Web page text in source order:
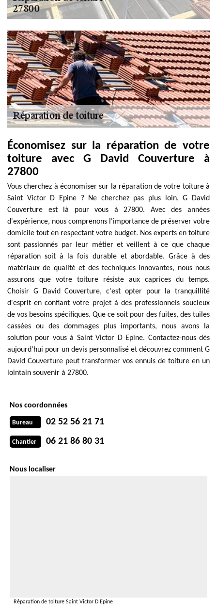
Économisez sur la réparation de votre
toiture avec G David Couverture à
27800
Vous cherchez à économiser sur la réparation de votre toiture à
Saint Victor D Epine ? Ne cherchez pas plus loin, G David
Couverture est là pour vous à 27800. Avec des années
d'expérience, nous comprenons l'importance de préserver votre
domicile tout en respectant votre budget. Nos experts en toiture
sont passionnés par leur métier et veillent à ce que chaque
réparation soit à la fois durable et abordable. Grâce à des
matériaux de qualité et des techniques innovantes, nous nous
assurons que votre toiture résiste aux caprices du temps.
Choisir G David Couverture, c'est opter pour la tranquillité
d'esprit en confiant votre projet à des professionnels soucieux
de vos besoins spécifiques. Que ce soit pour des fuites, des tuiles
cassées ou des dommages plus importants, nous avons la
solution pour vous à Saint Victor D Epine. Contactez-nous dès
aujourd'hui pour un devis personnalisé et découvrez comment G
David Couverture peut transformer vos ennuis de toiture en un
lointain souvenir à 27800.
Nos coordonnées
Bureau 02 52 56 21 71
Chantier 06 21 86 80 31
Nous localiser
Réparation de toiture Saint Victor D Epine